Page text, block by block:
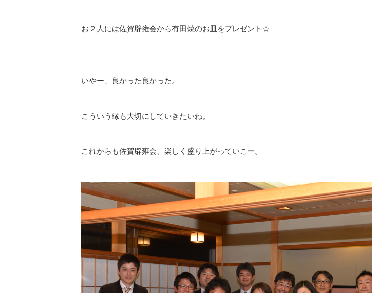
お２人には佐賀辟雍会から有田焼のお皿をプレゼント☆
いやー、良かった良かった。
こういう縁も大切にしていきたいね。
これからも佐賀辟雍会、楽しく盛り上がっていこー。